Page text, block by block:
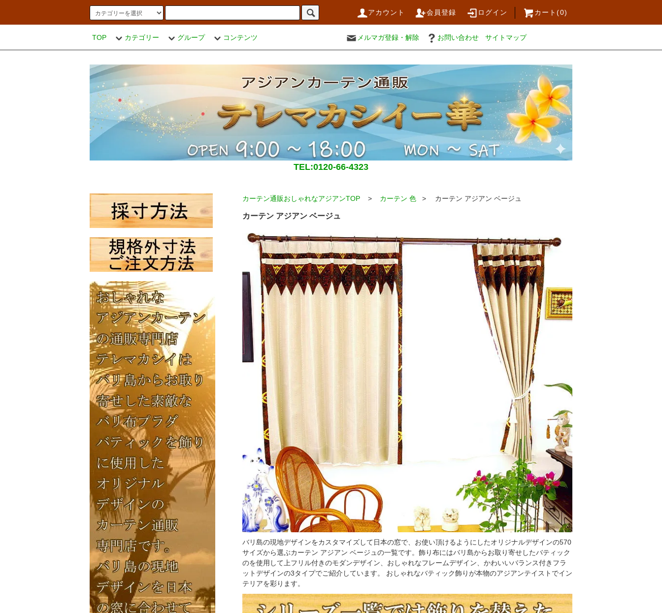
アカウント 会員登録 ログイン カート(0)
TOP カテゴリー グループ コンテンツ メルマガ登録・解除 お問い合わせ サイトマップ
TEL:0120-66-4323
カーテン通販おしゃれなアジアンTOP > カーテン 色 > カーテン アジアン ベージュ
カーテン アジアン ベージュ
バリ島の現地デザインをカスタマイズして日本の窓で、お使い頂けるようにしたオリジナルデザインの570
サイズから選ぶカーテン アジアン ベージュの一覧です。飾り布にはバリ島からお取り寄せしたバティック
のを使用して上フリル付きのモダンデザイン、おしゃれなフレームデザイン、かわいいバランス付きフラ
ットデザインの3タイプでご紹介しています。 おしゃれなバティック飾りが本物のアジアンテイストでイン
テリアを彩ります。